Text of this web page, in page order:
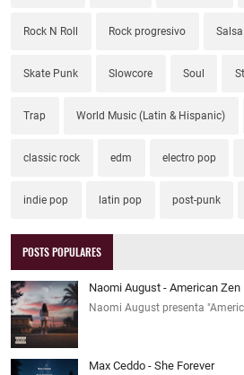
Rock N Roll Rock progresivo Salsa
Skate Punk Slowcore Soul
Trap World Music (Latin & Hispanic)
classic rock edm electro pop
indie pop latin pop post-punk
POSTS POPULARES
Naomi August - American Zen
Naomi August presenta
Max Ceddo - She Forever